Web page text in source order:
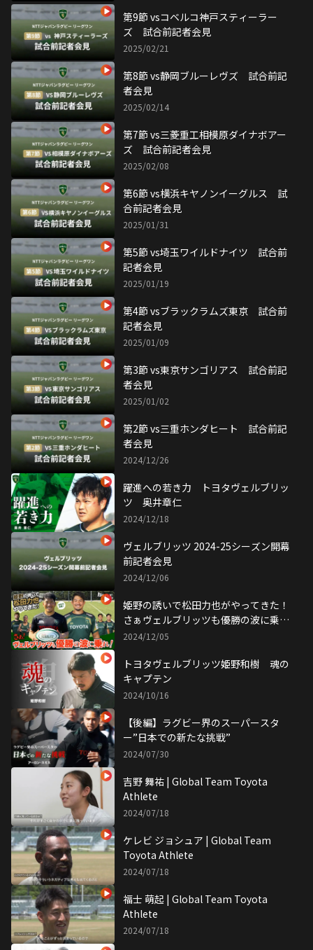
第9節 vsコベルコ神戸スティーラー
ズ 試合前記者会見
2025/02/21
第8節 vs静岡ブルーレヴズ 試合前記
者会見
2025/02/14
第7節 vs三菱重工相模原ダイナボアー
ズ 試合前記者会見
2025/02/08
第6節 vs横浜キヤノンイーグルス 試
合前記者会見
2025/01/31
第5節 vs埼玉ワイルドナイツ 試合前
記者会見
2025/01/19
第4節 vsブラックラムズ東京 試合前
記者会見
2025/01/09
第3節 vs東京サンゴリアス 試合前記
者会見
2025/01/02
第2節 vs三重ホンダヒート 試合前記
者会見
2024/12/26
躍進への若き力 トヨタヴェルブリッ
ツ 奥井章仁
2024/12/18
ヴェルブリッツ 2024-25シーズン開幕
前記者会見
2024/12/06
姫野の誘いで松田力也がやってきた！
さぁヴェルブリッツも優勝の波に乗
れ！！
2024/12/05
トヨタヴェルブリッツ姫野和樹 魂の
キャプテン
2024/10/16
【後編】ラグビー界のスーパースタ
ー”日本での新たな挑戦”
2024/07/30
吉野 舞祐 | Global Team Toyota
Athlete
2024/07/18
ケレビ ジョシュア | Global Team
Toyota Athlete
2024/07/18
福士 萌起 | Global Team Toyota
Athlete
2024/07/18